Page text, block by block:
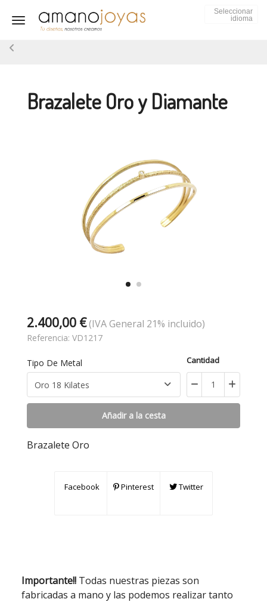
Seleccionar
idioma
Toggle navigation
Brazalete Oro y Diamante
2.400,00 €(IVA General 21% incluido)
Referencia: VD1217
Tipo De Metal Cantidad
Añadir a la cesta
Brazalete Oro
Facebook Pinterest Twitter
Importante!! Todas nuestras piezas son
fabricadas a mano y las podemos realizar tanto